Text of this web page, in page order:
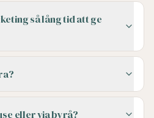
så lång tid att ge
eller via byrå?